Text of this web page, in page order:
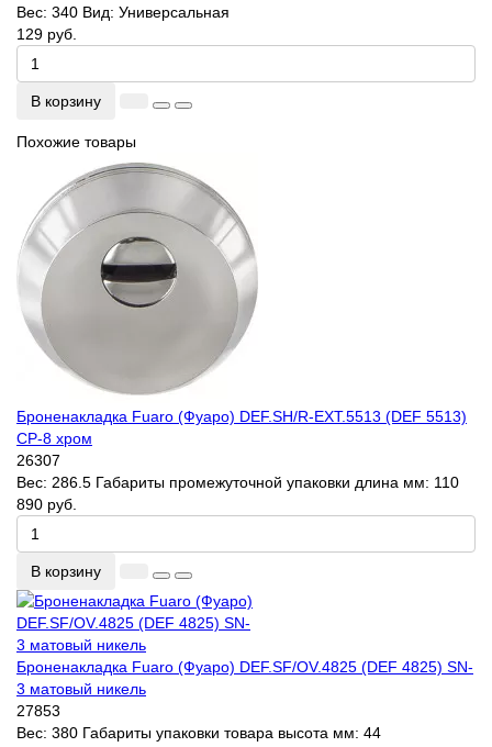
Вес: 340 Вид: Универсальная
129 руб.
В корзину
Похожие товары
Броненакладка Fuaro (Фуаро) DEF.SH/R-EXT.5513 (DEF 5513)
CP-8 хром
26307
Вес: 286.5 Габариты промежуточной упаковки длина мм: 110
890 руб.
В корзину
Броненакладка Fuaro (Фуаро) DEF.SF/OV.4825 (DEF 4825) SN-
3 матовый никель
27853
Вес: 380 Габариты упаковки товара высота мм: 44